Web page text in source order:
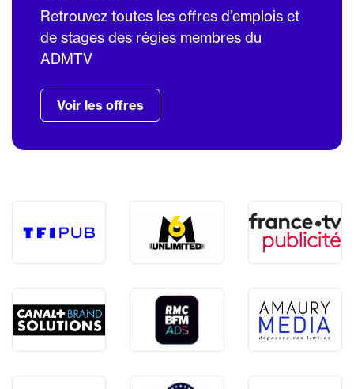
Retrouvez toutes les offres d’emplois et
de stages des régies membres du
ADMTV
Voir les offres